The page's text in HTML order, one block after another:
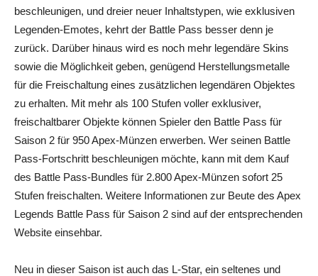
beschleunigen, und dreier neuer Inhaltstypen, wie exklusiven
Legenden-Emotes, kehrt der Battle Pass besser denn je
zurück. Darüber hinaus wird es noch mehr legendäre Skins
sowie die Möglichkeit geben, genügend Herstellungsmetalle
für die Freischaltung eines zusätzlichen legendären Objektes
zu erhalten. Mit mehr als 100 Stufen voller exklusiver,
freischaltbarer Objekte können Spieler den Battle Pass für
Saison 2 für 950 Apex-Münzen erwerben. Wer seinen Battle
Pass-Fortschritt beschleunigen möchte, kann mit dem Kauf
des Battle Pass-Bundles für 2.800 Apex-Münzen sofort 25
Stufen freischalten. Weitere Informationen zur Beute des Apex
Legends Battle Pass für Saison 2 sind auf der entsprechenden
Website einsehbar.
Neu in dieser Saison ist auch das L-Star, ein seltenes und